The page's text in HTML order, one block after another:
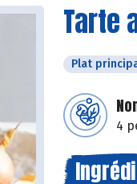
Tarte
Plat
4